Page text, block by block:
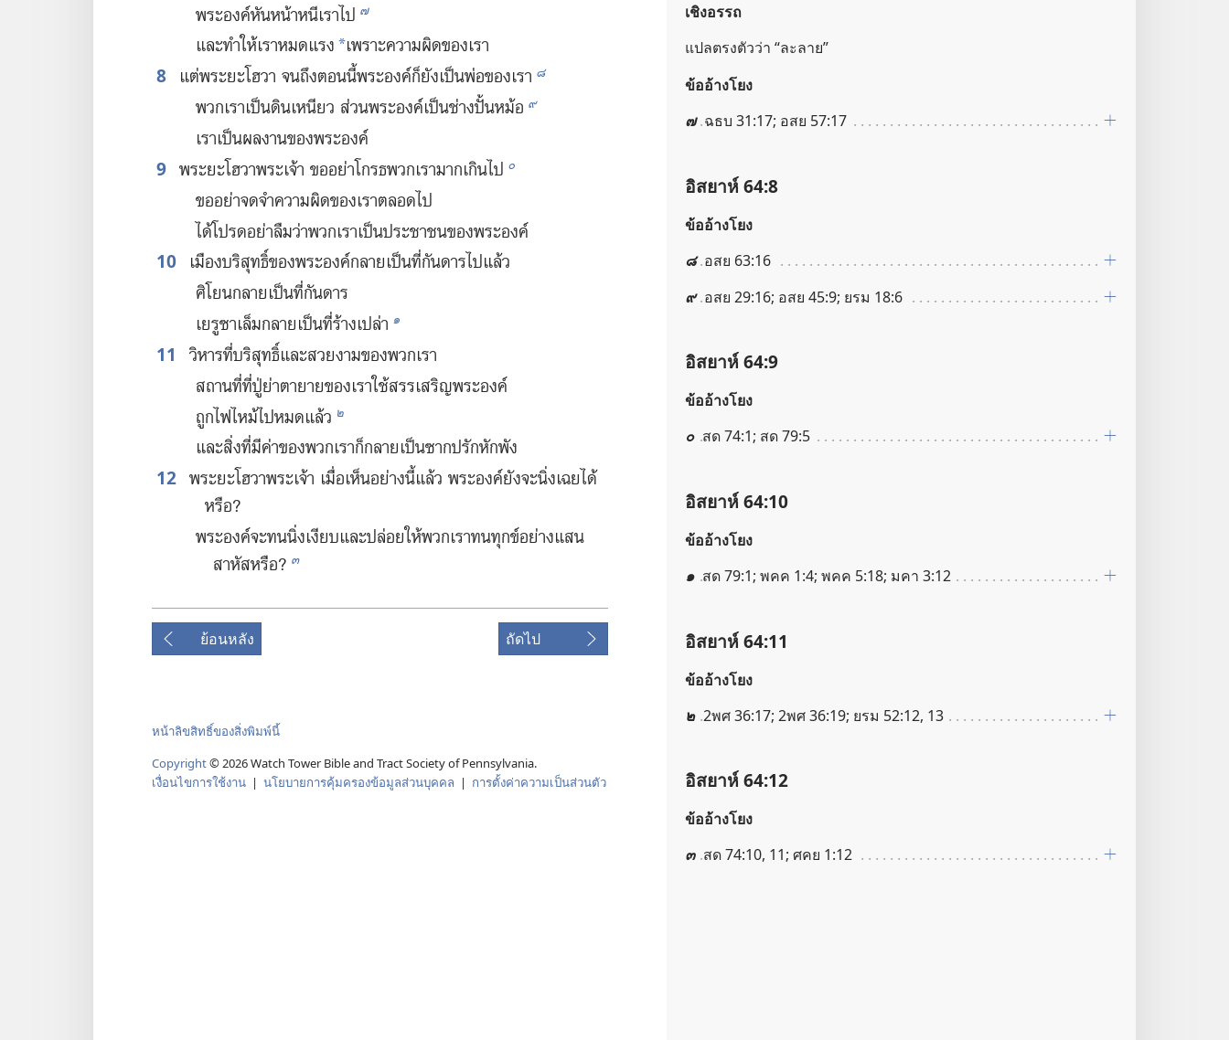
พระองค์​หัน​หน้า​หนี​เรา​ไป ๗
และ​ทำ​ให้​เรา​หมด​แรง *เพราะ​ความ​ผิด​ของ​เรา
8 แต่​พระ​ยะโฮวา จน​ถึง​ตอน​นี้​พระองค์​ก็​ยัง​เป็น​พ่อ​ของ​เรา ๘
พวก​เรา​เป็น​ดิน​เหนียว ส่วน​พระองค์​เป็น​ช่าง​ปั้น​หม้อ ๙
เรา​เป็น​ผล​งาน​ของ​พระองค์
9 พระ​ยะโฮวา​พระเจ้า ขอ​อย่า​โกรธ​พวก​เรา​มาก​เกิน​ไป ๐
ขอ​อย่า​จด​จำ​ความ​ผิด​ของ​เรา​ตลอด​ไป
ได้​โปรด​อย่า​ลืม​ว่า​พวก​เรา​เป็น​ประชาชน​ของ​พระองค์
10
เมือง​บริสุทธิ์​ของ​พระองค์​กลาย​เป็น​ที่​กันดาร​ไป​แล้ว
ศิโยน​กลาย​เป็น​ที่​กันดาร
เยรูซาเล็ม​กลาย​เป็น​ที่​ร้าง​เปล่า ๑
11
วิหาร​ที่​บริสุทธิ์​และ​สวย​งาม​ของ​พวก​เรา
สถาน​ที่​ที่​ปู่​ย่า​ตา​ยาย​ของ​เรา​ใช้​สรรเสริญ​พระองค์
ถูก​ไฟ​ไหม้​ไป​หมด​แล้ว ๒
และ​สิ่ง​ที่​มี​ค่า​ของ​พวก​เรา​ก็​กลาย​เป็น​ซาก​ปรัก​หัก​พัง
12 พระ​ยะโฮวา​พระเจ้า เมื่อ​เห็น​อย่าง​นี้​แล้ว พระองค์​ยัง​จะ​นิ่ง​เฉย​ได้​
หรือ?
พระองค์​จะ​ทน​นิ่ง​เงียบ​และ​ปล่อย​ให้​พวก​เรา​ทน​ทุกข์​อย่าง​แสน​
สาหัส​หรือ? ๓
ย้อนหลัง ถัดไป
หน้าลิขสิทธิ์ของสิ่งพิมพ์นี้
Copyright©2026Watch Tower Bible and Tract Society of Pennsylvania.
เงื่อนไขการใช้งาน | นโยบายการคุ้มครองข้อมูลส่วนบุคคล | การตั้งค่าความเป็นส่วนตัว
เชิงอรรถ
แปล​ตรง​ตัว​ว่า “ละลาย”
ข้ออ้างโยง
๗ ฉธบ 31:17; อสย 57:17
อิสยาห์ 64:8
ข้ออ้างโยง
๘ อสย 63:16
๙ อสย 29:16; อสย 45:9; ยรม 18:6
อิสยาห์ 64:9
ข้ออ้างโยง
๐ สด 74:1; สด 79:5
อิสยาห์ 64:10
ข้ออ้างโยง
๑ สด 79:1; พคค 1:4; พคค 5:18; มคา 3:12
อิสยาห์ 64:11
ข้ออ้างโยง
๒ 2พศ 36:17; 2พศ 36:19; ยรม 52:12, 13
อิสยาห์ 64:12
ข้ออ้างโยง
๓ สด 74:10, 11; ศคย 1:12